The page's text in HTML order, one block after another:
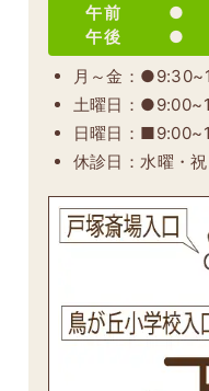
午前 ●
午後
●
月～金：
土曜日：
日曜日：
休診日：水曜・